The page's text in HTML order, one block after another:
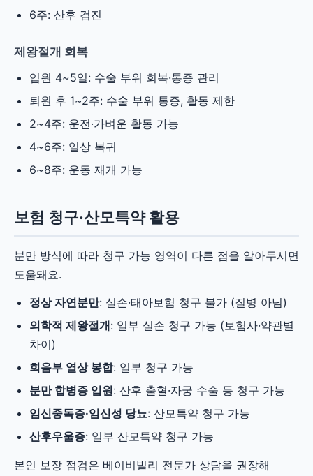
6주: 산후 검진
제왕절개 회복
입원 4~5일: 수술 부위 회복·통증 관리
퇴원 후 1~2주: 수술 부위 통증, 활동 제한
2~4주: 운전·가벼운 활동 가능
4~6주: 일상 복귀
6~8주: 운동 재개 가능
보험 청구·산모특약 활용
분만 방식에 따라 청구 가능 영역이 다른 점을 알아두시면
도움돼요.
정상 자연분만: 실손·태아보험 청구 불가 (질병 아님)
의학적 제왕절개: 일부 실손 청구 가능 (보험사·약관별
차이)
회음부 열상 봉합: 일부 청구 가능
분만 합병증 입원: 산후 출혈·자궁 수술 등 청구 가능
임신중독증·임신성 당뇨: 산모특약 청구 가능
산후우울증: 일부 산모특약 청구 가능
본인 보장 점검은 베이비빌리 전문가 상담을 권장해